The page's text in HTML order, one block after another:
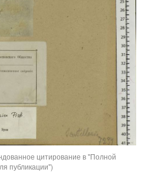
цитирование в "Полной
публикации")